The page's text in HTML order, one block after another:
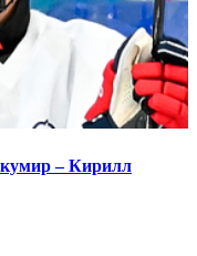
– Кирилл